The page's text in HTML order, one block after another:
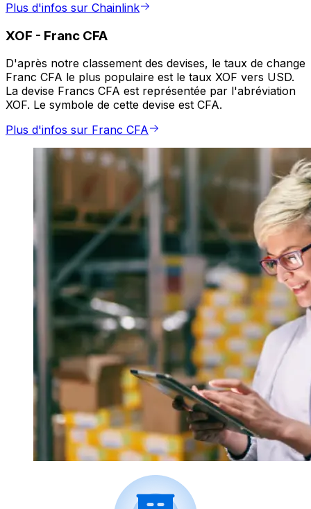
Plus d'infos sur Chainlink
XOF - Franc CFA
D'après notre classement des devises, le taux de change
Franc CFA le plus populaire est le taux XOF vers USD.
La devise Francs CFA est représentée par l'abréviation
XOF. Le symbole de cette devise est CFA.
Plus d'infos sur Franc CFA